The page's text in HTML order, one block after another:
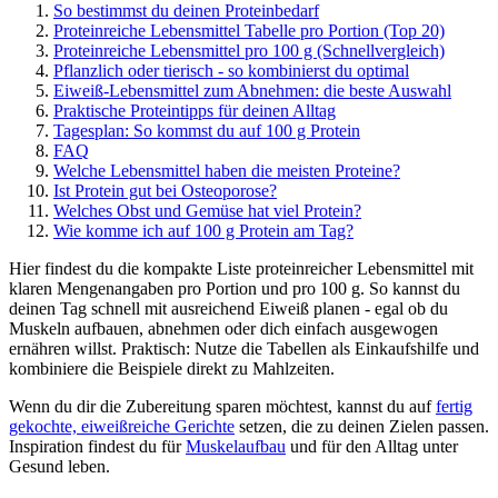
So bestimmst du deinen Proteinbedarf
Proteinreiche Lebensmittel Tabelle pro Portion (Top 20)
Proteinreiche Lebensmittel pro 100 g (Schnellvergleich)
Pflanzlich oder tierisch - so kombinierst du optimal
Eiweiß-Lebensmittel zum Abnehmen: die beste Auswahl
Praktische Proteintipps für deinen Alltag
Tagesplan: So kommst du auf 100 g Protein
FAQ
Welche Lebensmittel haben die meisten Proteine?
Ist Protein gut bei Osteoporose?
Welches Obst und Gemüse hat viel Protein?
Wie komme ich auf 100 g Protein am Tag?
Hier findest du die kompakte Liste proteinreicher Lebensmittel mit
klaren Mengenangaben pro Portion und pro 100 g. So kannst du
deinen Tag schnell mit ausreichend Eiweiß planen - egal ob du
Muskeln aufbauen, abnehmen oder dich einfach ausgewogen
ernähren willst. Praktisch: Nutze die Tabellen als Einkaufshilfe und
kombiniere die Beispiele direkt zu Mahlzeiten.
Wenn du dir die Zubereitung sparen möchtest, kannst du auffertig
gekochte, eiweißreiche Gerichte setzen, die zu deinen Zielen passen.
Inspiration findest du fürMuskelaufbau und für den Alltag unter
Gesund leben.